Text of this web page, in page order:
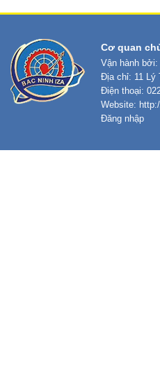
Cơ quan
Vận hành
Địa chỉ: 11 Lý
Điện thoại:
Website:
Đăng nhập